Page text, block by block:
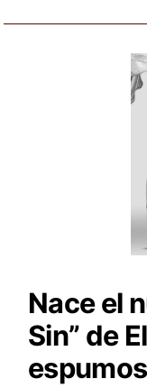
Nace el
Sin” de